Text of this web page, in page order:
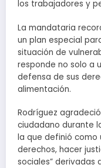
los trabajadores y
La mandataria
un plan especial
situación de
responde no solo a
defensa de sus
alimentación.
Rodríguez
ciudadano durante
la que definió
derechos, hacer
sociales” derivadas